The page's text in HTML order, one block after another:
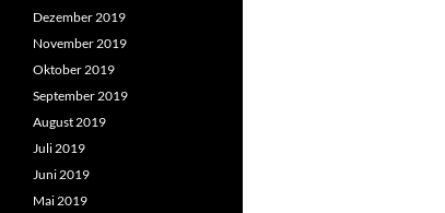
Dezember 2019
November 2019
Oktober 2019
September 2019
August 2019
Juli 2019
Juni 2019
Mai 2019